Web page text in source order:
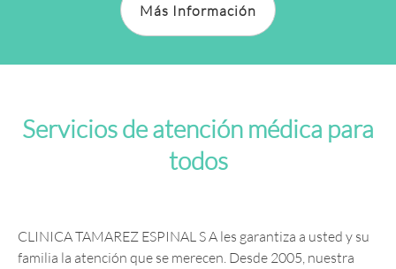
Más Información
Servicios de atención médica para
todos
CLINICA TAMAREZ ESPINAL S A les garantiza a usted y su
familia la atención que se merecen. Desde 2005, nuestra